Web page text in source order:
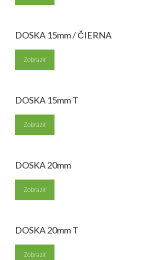
DOSKA 15mm / ČIERNA
Zobraziť
DOSKA 15mm T
Zobraziť
DOSKA 20mm
Zobraziť
DOSKA 20mm T
Zobraziť